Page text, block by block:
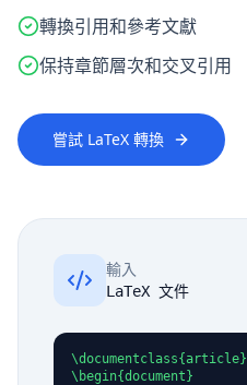
轉換引用和參考文獻
保持章節層次和交叉引用
嘗試 LaTeX 轉換
輸入
LaTeX 文件
\documentclass{article}
\begin{document}